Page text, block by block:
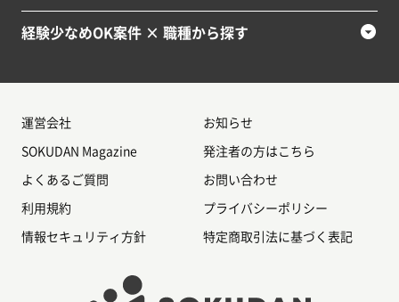
経験少なめOK案件 × 職種から探す
運営会社 お知らせ
SOKUDAN Magazine 発注者の方はこちら
よくあるご質問 お問い合わせ
利用規約 プライバシーポリシー
情報セキュリティ方針 特定商取引法に基づく表記